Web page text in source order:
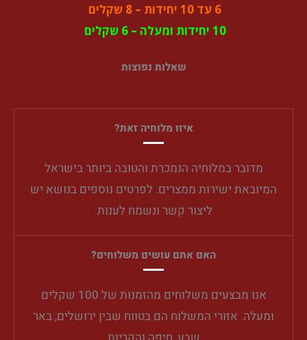
6 עד 10 יחידות – 8 שקלים
10 יחידות ומעלה – 6 שקלים
שאלות נפוצות
איזו מלוחיה זאת?
מדובר במלוחיה הנמכרת והטובה ביותר בישראל
המיובאת ישירות ממצרים. לפרטים נוספים בנושא יש
ליצור קשר ונשמח לענות.
האם אתם עושים משלוחים?
אנו מבצעים משלוחים מהזמנות של 100 שקלים
ומעלה. אזורי המשלוח הם בטווח שבין ירושלים, באר